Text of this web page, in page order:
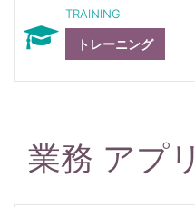
TRAINING
トレーニング
業務 アプリ